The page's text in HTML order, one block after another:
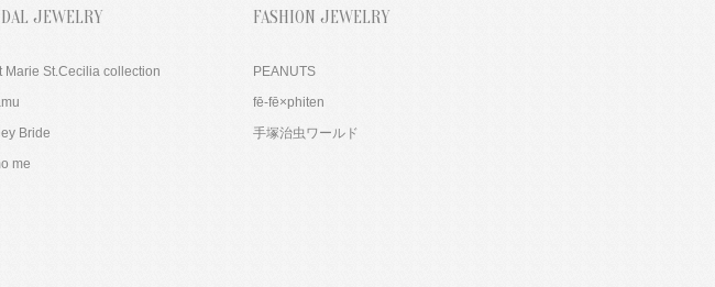
JEWELRY
Marie St.Cecilia collection
Bride
me
FASHION JEWELRY
PEANUTS
fē-fē×phiten
手塚治虫ワールド